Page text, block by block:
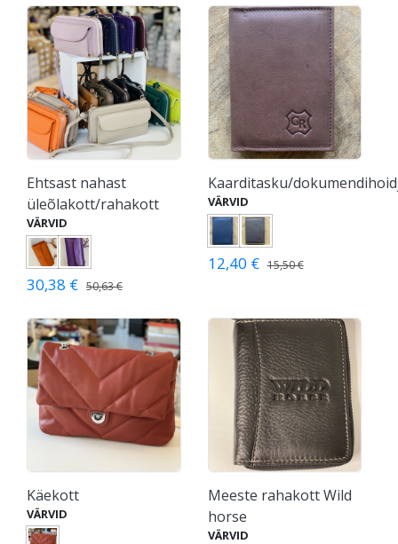
Ehtsast nahast
üleõlakott/rahakott
VÄRVID
30,38 € 50,63 €
Kaarditasku/
VÄRVID
12,40 € 15,50 €
Käekott
VÄRVID
Meeste rahakott Wild
horse
VÄRVID